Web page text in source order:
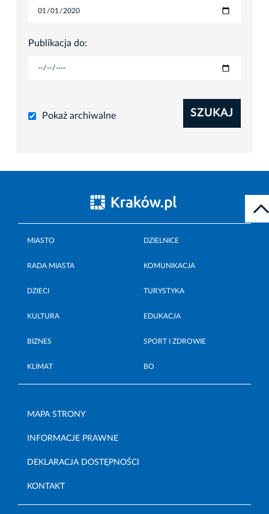
Publikacja do:
Pokaż archiwalne SZUKAJ
MIASTO DZIELNICE
RADA MIASTA KOMUNIKACJA
DZIECI TURYSTYKA
KULTURA EDUKACJA
BIZNES SPORT I ZDROWIE
KLIMAT BO
MAPA STRONY
INFORMACJE PRAWNE
DEKLARACJA DOSTĘPNOŚCI
KONTAKT